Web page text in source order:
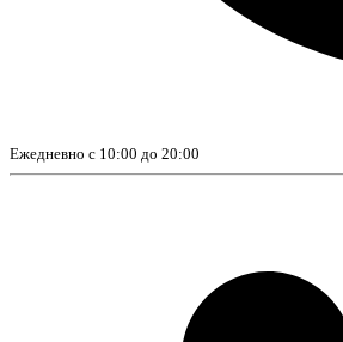
Ежедневно с 10:00 до 20:00